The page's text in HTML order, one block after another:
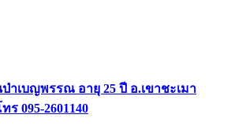
าเบญพรรณ อายุ 25 ปี อ.เขาชะเมา
ร 095-2601140